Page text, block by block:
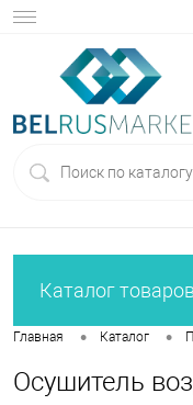
Каталог товаров
Главная • Каталог •
Осушитель